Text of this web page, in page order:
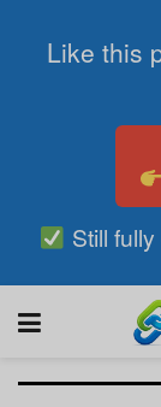
Like this
Still